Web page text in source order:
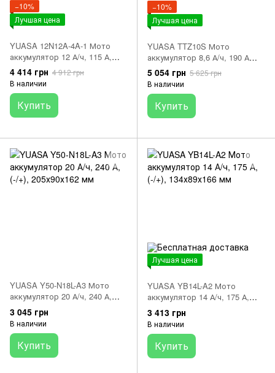
−10%
Лучшая цена
YUASA 12N12A-4A-1 Мото
аккумулятор 12 А/ч, 115 А,
(+/-), 134х80х162 мм
4 414 грн 4 912 грн
В наличии
Купить
−10%
Лучшая цена
YUASA TTZ10S Мото
аккумулятор 8,6 А/ч, 190 А
(+/-), 150х87х93 мм
5 054 грн 5 625 грн
В наличии
Купить
YUASA Y50-N18L-A3 Мото
аккумулятор 20 А/ч, 240 А,
(-/+), 205х90х162 мм
3 045 грн
В наличии
Купить
Лучшая цена
YUASA YB14L-A2 Мото
аккумулятор 14 А/ч, 175 А,
(-/+), 134х89х166 мм
3 413 грн
В наличии
Купить